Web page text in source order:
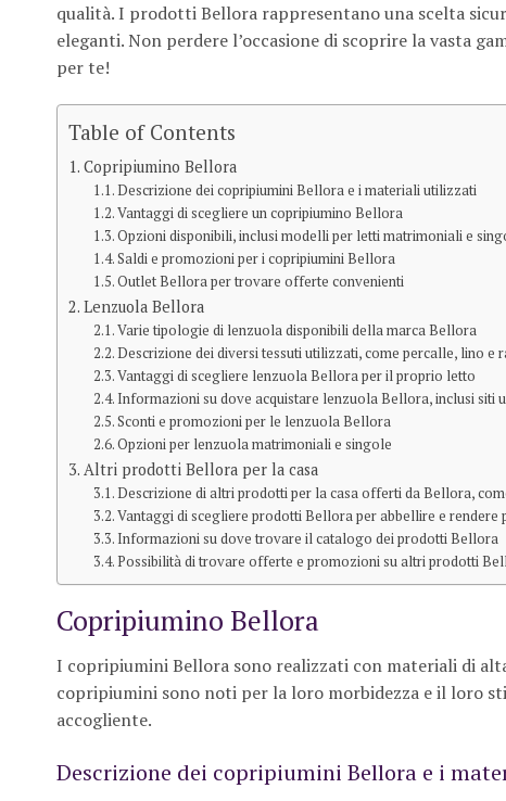
qualità. I prodotti Bellora rappresentano una scelta
eleganti. Non perdere l’occasione di scoprire la vasta
per te!
Table of Contents
Copripiumino Bellora
Descrizione dei copripiumini Bellora e i materiali utilizzati
Vantaggi di scegliere un copripiumino Bellora
Opzioni disponibili, inclusi modelli per letti matrimoniali e
Saldi e promozioni per i copripiumini Bellora
Outlet Bellora per trovare offerte convenienti
Lenzuola Bellora
Varie tipologie di lenzuola disponibili della marca Bellora
Descrizione dei diversi tessuti utilizzati, come percalle, lino e
Vantaggi di scegliere lenzuola Bellora per il proprio letto
Informazioni su dove acquistare lenzuola Bellora, inclusi siti
Sconti e promozioni per le lenzuola Bellora
Opzioni per lenzuola matrimoniali e singole
Altri prodotti Bellora per la casa
Descrizione di altri prodotti per la casa offerti da Bellora,
Vantaggi di scegliere prodotti Bellora per abbellire e
Informazioni su dove trovare il catalogo dei prodotti Bellora
Possibilità di trovare offerte e promozioni su altri prodotti
Copripiumino Bellora
I copripiumini Bellora sono realizzati con materiali di
copripiumini sono noti per la loro morbidezza e il loro
accogliente.
Descrizione dei copripiumini Bellora e i